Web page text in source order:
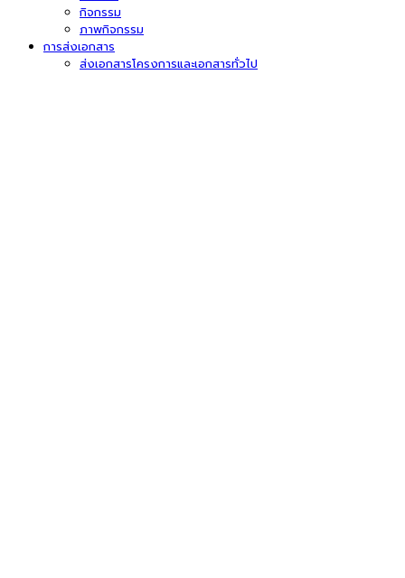
กิจกรรม
ภาพกิจกรรม
การส่งเอกสาร
ส่งเอกสารโครงการและเอกสารทั่วไป